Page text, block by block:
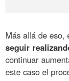
Más allá de eso,
seguir
continuar
este caso el